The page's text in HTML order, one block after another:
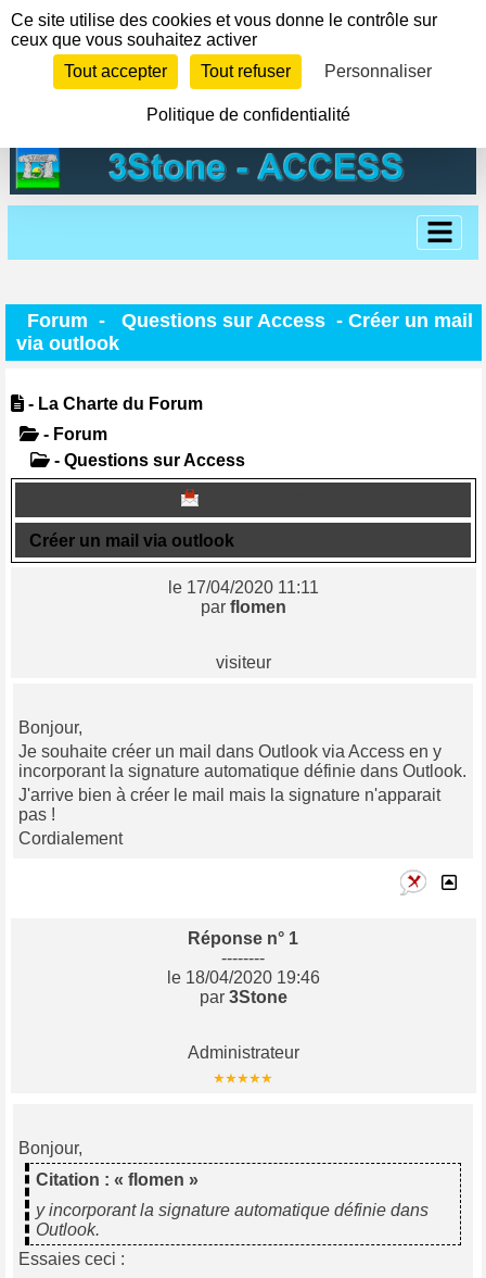
Forum - Questions sur Access - Créer un mail
via outlook
- La Charte du Forum
- Forum
- Questions sur Access
Créer un mail via outlook
le 17/04/2020 11:11
par flomen
visiteur
Bonjour,
Je souhaite créer un mail dans Outlook via Access en y
incorporant la signature automatique définie dans Outlook.
J'arrive bien à créer le mail mais la signature n'apparait
pas !
Cordialement
Réponse n° 1
--------
le 18/04/2020 19:46
par 3Stone
Administrateur
Bonjour,
Citation : « flomen »
y incorporant la signature automatique définie dans
Outlook.
Essaies ceci :
Panneau de gestion des cookies
Ce site utilise des cookies et vous donne le contrôle sur
ceux que vous souhaitez activer
Tout accepter
Tout refuser Personnaliser
Politique de confidentialité